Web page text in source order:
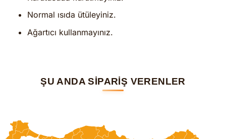
Normal ısıda ütüleyiniz.
Ağartıcı kullanmayınız.
ŞU ANDA SİPARİŞ VERENLER